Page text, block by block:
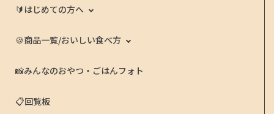
気持ちは、
串でもご馳走したくなりました🤣
🔰はじめての方へ
🍪商品一覧/おいしい食べ方
📸みんなのおやつ・ごはんフォト
📋回覧板